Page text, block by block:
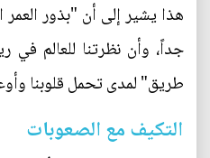
هذا يشير إلى أن "بذور
جداً، وأن نظرتنا للعالم
طريق" لمدى تحمل قلوبنا
التكيف مع الصعوبات